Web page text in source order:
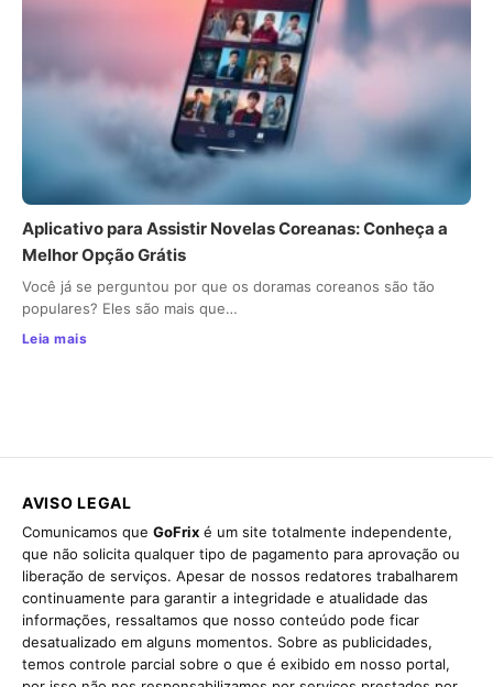
Aplicativo para Assistir Novelas Coreanas: Conheça a
Melhor Opção Grátis
Você já se perguntou por que os doramas coreanos são tão
populares? Eles são mais que…
Leia mais
AVISO LEGAL
Comunicamos que GoFrix é um site totalmente independente,
que não solicita qualquer tipo de pagamento para aprovação ou
liberação de serviços. Apesar de nossos redatores trabalharem
continuamente para garantir a integridade e atualidade das
informações, ressaltamos que nosso conteúdo pode ficar
desatualizado em alguns momentos. Sobre as publicidades,
temos controle parcial sobre o que é exibido em nosso portal,